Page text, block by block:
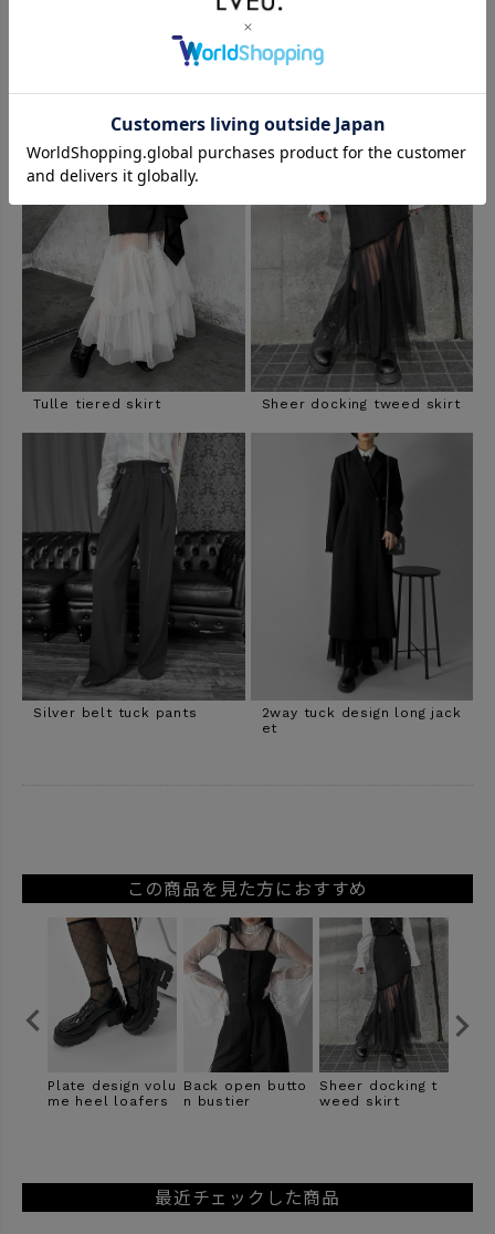
rt
t
Tulle tiered skirt Sheer docking tweed skirt
Silver belt tuck pants
2way tuck design long jack
et
この商品を見た方におすすめ
Sheer docking t
weed skirt
2way tuck design
long jacket
Wool trench coa
t
最近チェックした商品